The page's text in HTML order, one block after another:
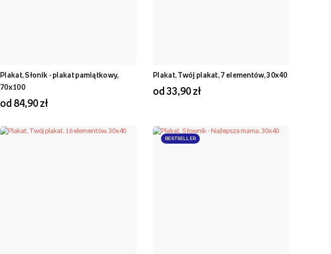
Plakat, Słonik - plakat pamiątkowy,
70x100
od 84,90 zł
Plakat, Twój plakat, 7 elementów, 30x40
od 33,90 zł
BESTSELLER